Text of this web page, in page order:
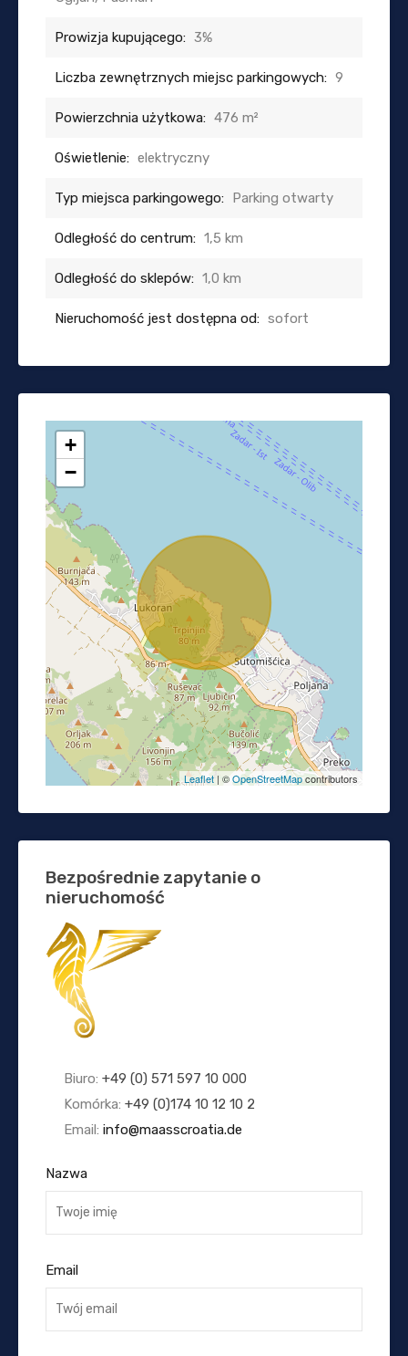
Prowizja kupującego: 3%
Liczba zewnętrznych miejsc parkingowych: 9
Powierzchnia użytkowa: 476 m²
Oświetlenie: elektryczny
Typ miejsca parkingowego: Parking otwarty
Odległość do centrum: 1,5 km
Odległość do sklepów: 1,0 km
Nieruchomość jest dostępna od: sofort
+
−
Leaflet | ©OpenStreetMapcontributors
Bezpośrednie zapytanie o
nieruchomość
Biuro: +49 (0) 571 597 10 000
Komórka: +49 (0)174 10 12 10 2
Email: info@maasscroatia.de
Nazwa
Email